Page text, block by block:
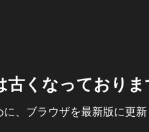
古くなっておりま
、ブラウザを最新版に更新